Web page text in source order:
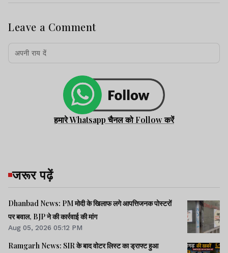
Leave a Comment
हमारे Whatsapp चैनल को Follow करें
जरूर पढ़ें
Dhanbad News: PM मोदी के खिलाफ लगे आपत्तिजनक पोस्टरों
पर बवाल, BJP ने की कार्रवाई की मांग
Aug 05, 2026 05:12 PM
Ramgarh News: SIR के बाद वोटर लिस्ट का ड्राफ्ट हुआ